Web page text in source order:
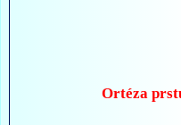
Ortéza